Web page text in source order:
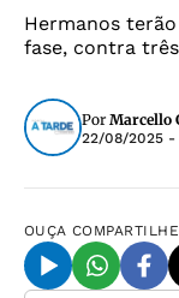
Hermanos
fase, contra
Por Marcello
22/08/2025 -
OUÇA COMPARTILHE